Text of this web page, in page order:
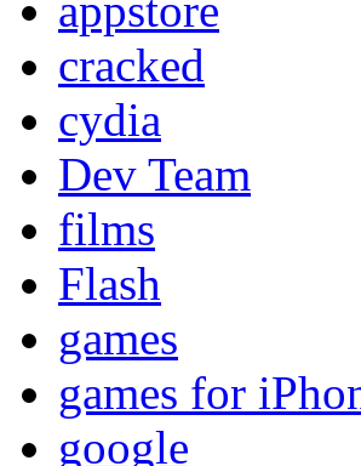
cracked
cydia
Dev Team
films
Flash
games
games for
google